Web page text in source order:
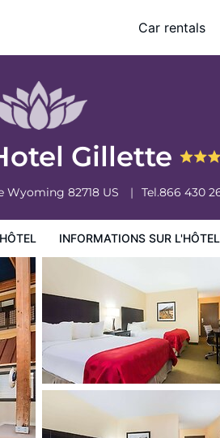
Car rentals
Gillette
Wyoming 82718 US Tel.866 430
INFORMATIONS SUR L'HÔTEL